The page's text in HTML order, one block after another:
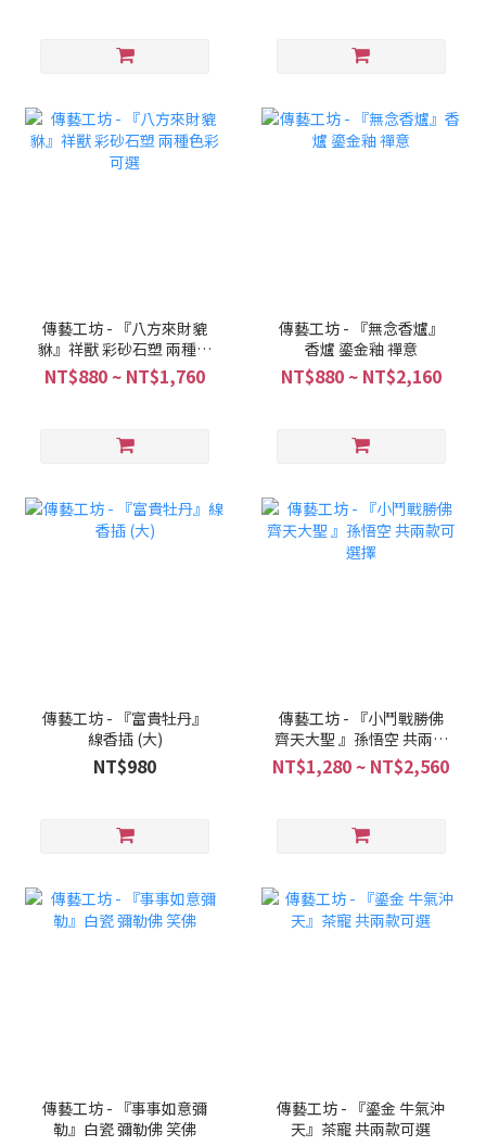
傳藝工坊 - 『八方來財貔
貅』祥獸 彩砂石塑 兩種色
彩可選
NT$880 ~ NT$1,760
傳藝工坊 - 『無念香爐』
香爐 鎏金釉 禪意
NT$880 ~ NT$2,160
傳藝工坊 - 『富貴牡丹』
線香插 (大)
NT$980
傳藝工坊 - 『小鬥戰勝佛
齊天大聖 』孫悟空 共兩款
可選擇
NT$1,280 ~ NT$2,560
傳藝工坊 - 『事事如意彌
勒』白瓷 彌勒佛 笑佛
傳藝工坊 - 『鎏金 牛氣沖
天』茶寵 共兩款可選